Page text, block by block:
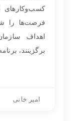
فرصت‌ها را
اهداف
برگزینند،
امیر خانی